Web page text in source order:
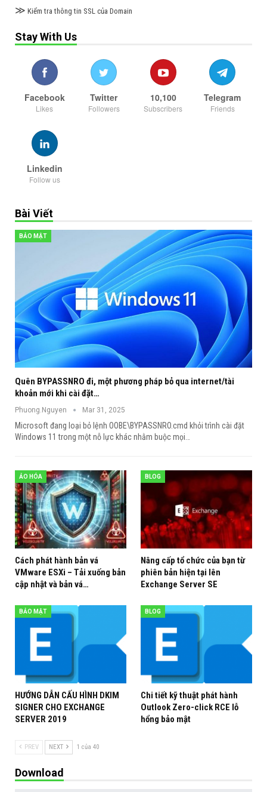
≫ Kiểm tra thông tin SSL của Domain
Stay With Us
Facebook
Likes
Twitter
Followers
10,100
Subscribers
Telegram
Friends
Linkedin
Follow us
Bài Viết
BẢO MẬT
Quên BYPASSNRO đi, một phương pháp bỏ qua internet/tài
khoản mới khi cài đặt…
Phuong.Nguyen Mar 31, 2025
Microsoft đang loại bỏ lệnh OOBE\BYPASSNRO.cmd khỏi trình cài đặt
Windows 11 trong một nỗ lực khác nhằm buộc mọi
ẢO HÓA
Cách phát hành bản vá
VMware ESXi – Tải xuống bản
cập nhật và bản vá…
BLOG
Nâng cấp tổ chức của bạn từ
phiên bản hiện tại lên
Exchange Server SE
BẢO MẬT
HƯỚNG DẪN CẤU HÌNH DKIM
SIGNER CHO EXCHANGE
SERVER 2019
BLOG
Chi tiết kỹ thuật phát hành
Outlook Zero-click RCE lỗ
hổng bảo mật
PREV NEXT 1 của 40
Download